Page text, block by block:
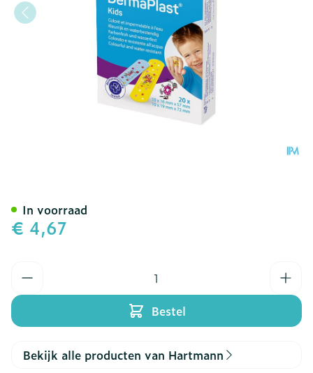
€ 4,67
Bestel
In voorraad
Bekijk alle producten van Hartmann